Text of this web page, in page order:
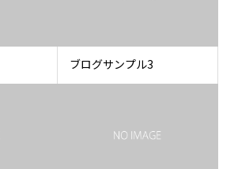
ブログサンプル3